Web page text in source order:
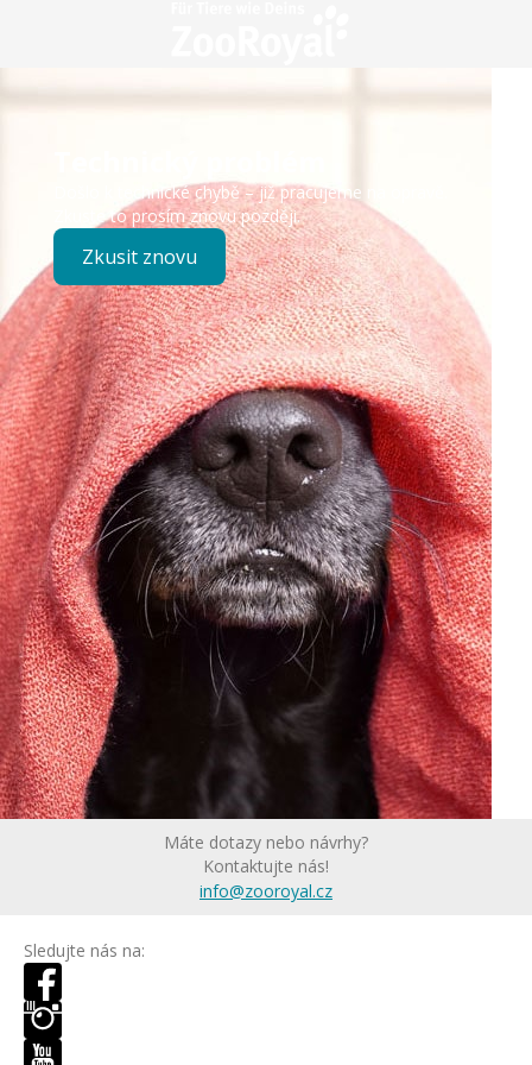
Došlo k technické chybě – již pracujeme na opravě.
Zkuste to prosím znovu později.
Zkusit znovu
Máte dotazy nebo návrhy?
Kontaktujte nás!
info@zooroyal.cz
Sledujte nás na: